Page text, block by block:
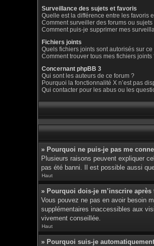
Surveillance des sujets et favoris
Quelle est la différence entre les favoris
Comment surveiller des forums ou
Comment puis-je supprimer mes
Fichiers joints
Quels fichiers joints sont autorisés sur ce
Comment trouver tous mes fichiers joints
Concernant phpBB 3
Qui sont les auteurs de ce forum ?
Pourquoi la fonctionnalité X n’est pas
Qui contacter pour les abus ou les
» Pourquoi ne puis-je pas me
Plusieurs raisons peuvent expliquer
pas été banni. Il est possible aussi
Haut
» Pourquoi dois-je m’inscrire après
Vous pouvez ne pas en avoir besoin
supplémentaires inaccessibles aux
vivement conseillée.
Haut
» Pourquoi suis-je